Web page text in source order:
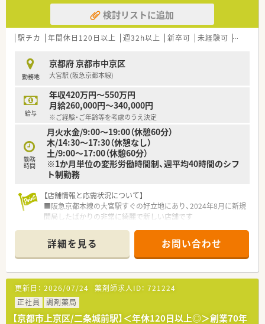
検討リストに追加
駅チカ 年間休日120日以上 週32h以上 新卒可 未経験可 住宅補
勤務地
京都府 京都市中京区
大宮駅 (阪急京都本線)
給与
年収420万円～550万円
月給260,000円～340,000円
※ご経験・ご年齢等を考慮のうえ決定
勤務
時間
月火水金/9:00～19:00（休憩60分）
木/14:30～17:30（休憩なし）
土/9:00～17:00（休憩60分）
※1か月単位の変形労働時間制、週平均40時間のシフ
ト制勤務
【店舗情報と応需状況について】
■阪急京都本線の大宮駅すぐの好立地にあり、2024年8月に新規
開局したばかりの非常に綺麗で新しい店舗です
りの処方箋枚数は約60枚ほどを安定して受け付けている状況で
す
■現在の体制は常勤薬剤師2名とパート1名が在籍しており、事
務員数名とともに協力しながら日々の業務に明るく励んでいま
す
【勤務実態について】
■週40時間のシフト制を採用しており、残業は月平均10時間か
詳細を見る お問い合わせ
更新日： 2026/07/24 薬剤師求人ID： 721224
正社員
調剤薬局
【京都市上京区/二条城前駅】＜年休120日以上◎＞創業70年